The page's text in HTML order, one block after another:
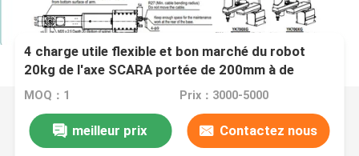
4 charge utile flexible et bon marché du robot
20kg de l'axe SCARA portée de 200mm à de
300mm pour la palletisation
MOQ：1 Prix：3000-5000
meilleur prix Contactez nous